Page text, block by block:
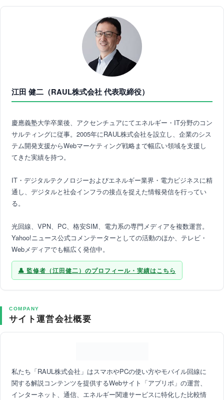
江田 健二（RAUL株式会社 代表取締役）
慶應義塾大学卒業後、アクセンチュアにてエネルギー・IT分野のコン
サルティングに従事。2005年にRAUL株式会社を設立し、企業のシス
テム開発支援からWebマーケティング戦略まで幅広い領域を支援し
てきた実績を持つ。
IT・デジタルテクノロジーおよびエネルギー業界・電力ビジネスに精
通し、デジタルと社会インフラの接点を捉えた情報発信を行ってい
る。
光回線、VPN、PC、格安SIM、電力系の専門メディアを複数運営。
Yahoo!ニュース公式コメンテーターとしての活動のほか、テレビ・
Webメディアでも幅広く発信中。
監修者（江田健二）のプロフィール・実績はこちら
COMPANY
サイト運営会社概要
私たち「RAUL株式会社」はスマホやPCの使い方やモバイル回線に
関する解説コンテンツを提供するWebサイト「アプリポ」の運営、
インターネット、通信、エネルギー関連サービスに特化した比較情